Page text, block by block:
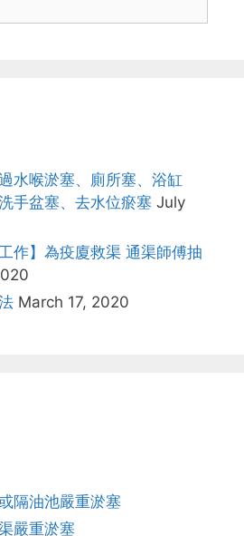
水喉淤塞、廁所塞、浴缸
手盆塞、去水位瘀塞 July
作】為疫廈救渠 通渠師傅抽
March 17, 2020
隔油池嚴重淤塞
嚴重淤塞